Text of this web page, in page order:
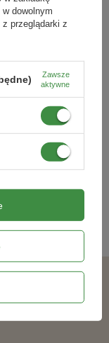
w dowolnym
przeglądarki z
Zawsze
aktywne